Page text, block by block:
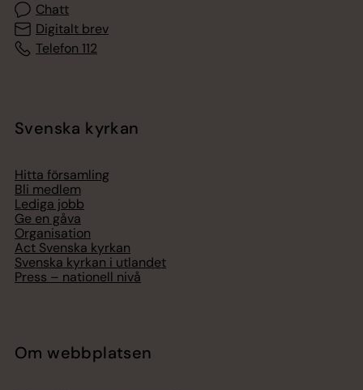
Chatt
Digitalt brev
Telefon 112
Svenska kyrkan
Hitta församling
Bli medlem
Lediga jobb
Ge en gåva
Organisation
Act Svenska kyrkan
Svenska kyrkan i utlandet
Press – nationell nivå
Om webbplatsen